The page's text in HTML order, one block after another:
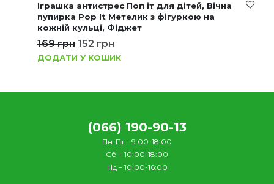
Іграшка антистрес Поп іт для дітей, Вічна
пупирка Pop It Метелик з фігуркою на
кожній кульці, Фіджет
169грн 152 грн
ДОДАТИ У КОШИК
(066) 190-90-13
Пн-Пт – 9:00-18:00
Сб – 10:00-18:00
Нд – 10:00-16:00